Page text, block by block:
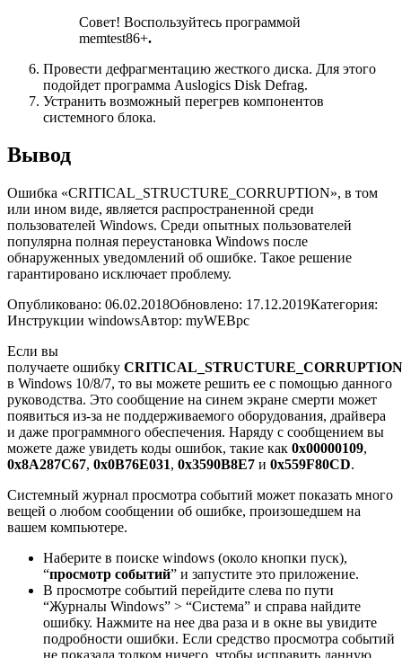
Совет! Воспользуйтесь программой
memtest86+.
Провести дефрагментацию жесткого диска. Для этого
подойдет программа Auslogics Disk Defrag.
Устранить возможный перегрев компонентов
системного блока.
Вывод
Ошибка «CRITICAL_STRUCTURE_CORRUPTION», в том
или ином виде, является распространенной среди
пользователей Windows. Среди опытных пользователей
популярна полная переустановка Windows после
обнаруженных уведомлений об ошибке. Такое решение
гарантировано исключает проблему.
Опубликовано: 06.02.2018Обновлено: 17.12.2019Категория:
Инструкции windowsАвтор: myWEBpc
Если вы
получаете ошибку CRITICAL_STRUCTURE_CORRUPTION
в Windows 10/8/7, то вы можете решить ее с помощью данного
руководства. Это сообщение на синем экране смерти может
появиться из-за не поддерживаемого оборудования, драйвера
и даже программного обеспечения. Наряду с сообщением вы
можете даже увидеть коды ошибок, такие как 0x00000109,
0x8A287C67, 0x0B76E031, 0x3590B8E7 и 0x559F80CD.
Системный журнал просмотра событий может показать много
вещей о любом сообщении об ошибке, произошедшем на
вашем компьютере.
Наберите в поиске windows (около кнопки пуск),
“просмотр событий” и запустите это приложение.
В просмотре событий перейдите слева по пути
“Журналы Windows” > “Система” и справа найдите
ошибку. Нажмите на нее два раза и в окне вы увидите
подробности ошибки. Если средство просмотра событий